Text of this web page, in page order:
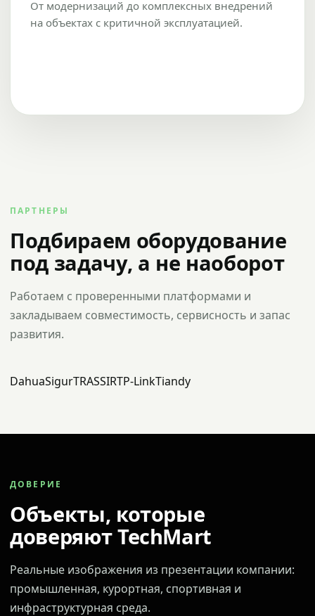
От модернизаций до комплексных внедрений
на объектах с критичной эксплуатацией.
ПАРТНЕРЫ
Подбираем оборудование
под задачу, а не наоборот
Работаем с проверенными платформами и
закладываем совместимость, сервисность и запас
развития.
DahuaSigurTRASSIRTP-LinkTiandy
ДОВЕРИЕ
Объекты, которые
доверяют TechMart
Реальные изображения из презентации компании:
промышленная, курортная, спортивная и
инфраструктурная среда.